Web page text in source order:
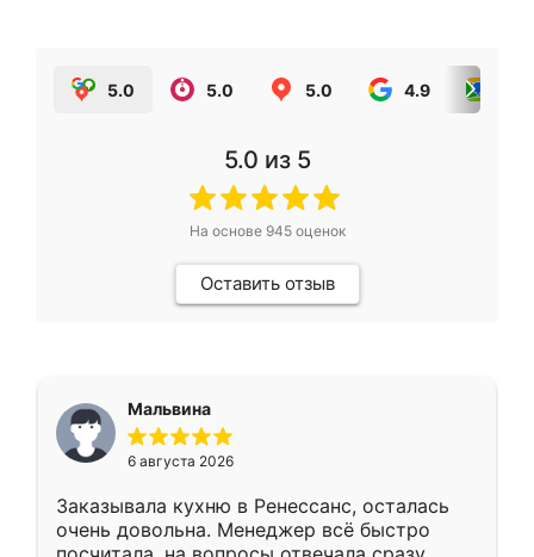
5.0 5.0 5.0 4.9
5.0 из 5
На основе 945оценок
Оставить отзыв
Мальвина
6 августа 2026
Заказывала кухню в Ренессанс, осталась
очень довольна. Менеджер всё быстро